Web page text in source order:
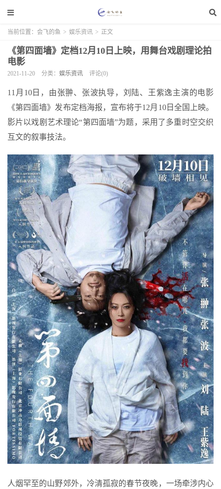
当前位置： 会飞的鱼 > 娱乐资讯 > 正文
《第四面墙》定档12月10日上映，用舞台戏剧理论拍
电影
2021-11-20 分类： 娱乐资讯 评论(0)
11月10日，由张翀、张波执导，刘陆、王紫逸主演的电影
《第四面墙》发布定档海报，宣布将于12月10日全国上映。
影片以戏剧艺术理论“第四面墙”为题，采用了多重时空交织
互文的叙事技法。
人烟罕至的山野郊外，冷清孤寂的春节夜晚，一场牵涉内心